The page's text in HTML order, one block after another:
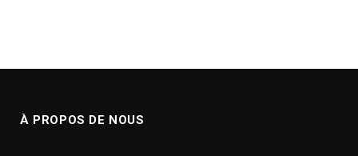
À PROPOS DE NOUS